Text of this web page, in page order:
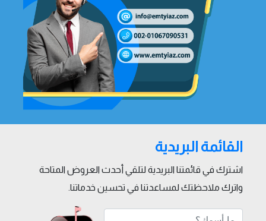
القائمة البريدية
اشترك في قائمتنا البريدية لتلقي أحدث العروض المتاحة
واترك ملاحظتك لمساعدتنا في تحسين خدماتنا.